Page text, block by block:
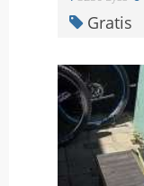
Gratis